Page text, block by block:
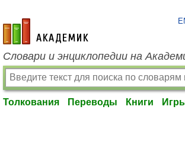
academic.ru
Словари и энциклопедии на
Толкования Переводы Книги